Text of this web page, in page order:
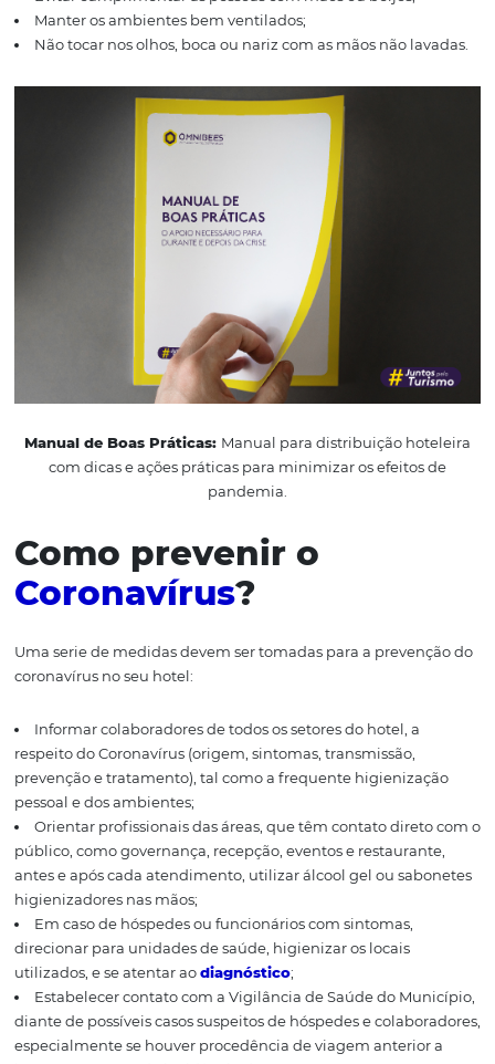
um objeto, como por exemplo beber no mesmo copo
portador do vírus. Conforme a Organização, deve-se
sintomas evidentes. OMinistério da Saúde
cuidados básicos para reduzir o risco geral de contrair
transmitir essa infecção. Entre as medidas estão:
Lavar as mãos com água e sabão várias vezes ao dia;
Fazer uso do álcool em gel a 70%;
Não compartilhar objetos de uso pessoal, como
Evitar cumprimentar as pessoas com mãos ou beijos;
Manter os ambientes bem ventilados;
Não tocar nos olhos, boca ou nariz com as mãos não
Manual de Boas Práticas:Manual para distribuição
com dicas e ações práticas para minimizar os
pandemia.
Como prevenir o
Coronavírus?